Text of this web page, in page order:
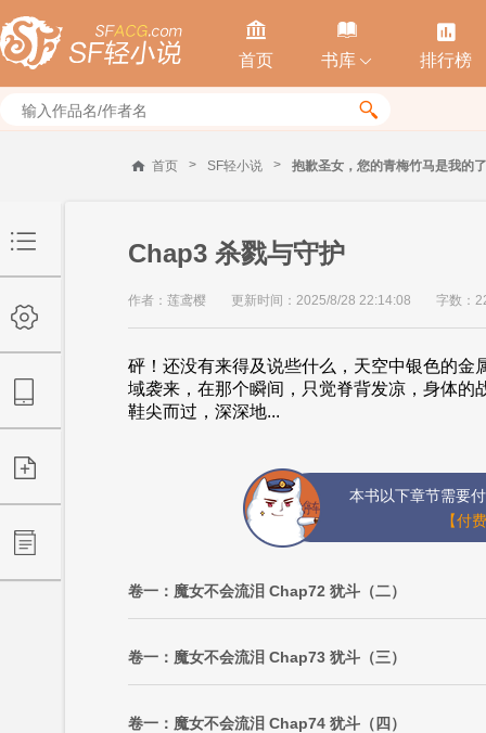

首页

书库 

排行榜

首页 > SF轻小说 > 抱歉圣女，您的青梅竹马是我的了
Chap3 杀戮与守护
作者：莲鸢樱 更新时间：2025/8/28 22:14:08 字数：
砰！还没有来得及说些什么，天空中银色的
域袭来，在那个瞬间，只觉脊背发凉，身体
鞋尖而过，深深地...
本书以下章节需要
【付
卷一：魔女不会流泪 Chap72 犹斗（二）
卷一：魔女不会流泪 Chap73 犹斗（三）
卷一：魔女不会流泪 Chap74 犹斗（四）